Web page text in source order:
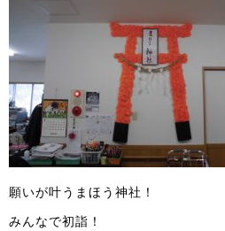
願いが叶うまほう神社！
みんなで初詣！